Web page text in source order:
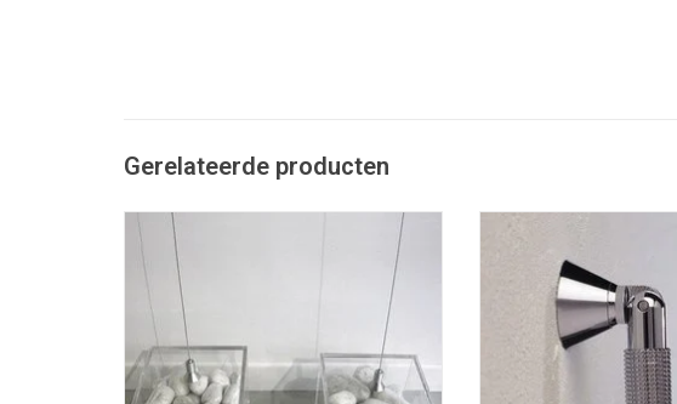
Gerelateerde producten
TOEVOEGEN AAN WINKELWAGEN TOEVOEGEN AAN